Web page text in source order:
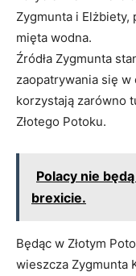
Zygmunta i Elżbiety,
mięta wodna.
Źródła Zygmunta
zaopatrywania się
korzystają zarówno
Złotego Potoku.
Polacy nie
brexicie.
Będąc w Złotym
wieszcza Zygmunta